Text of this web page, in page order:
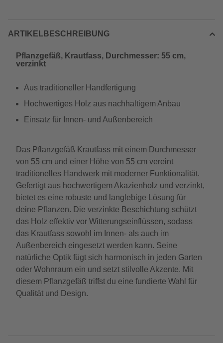
ARTIKELBESCHREIBUNG
Pflanzgefäß, Krautfass, Durchmesser: 55 cm,
verzinkt
Aus traditioneller Handfertigung
Hochwertiges Holz aus nachhaltigem Anbau
Einsatz für Innen- und Außenbereich
Das Pflanzgefäß Krautfass mit einem Durchmesser
von 55 cm und einer Höhe von 55 cm vereint
traditionelles Handwerk mit moderner Funktionalität.
Gefertigt aus hochwertigem Akazienholz und verzinkt,
bietet es eine robuste und langlebige Lösung für
deine Pflanzen. Die verzinkte Beschichtung schützt
das Holz effektiv vor Witterungseinflüssen, sodass
das Krautfass sowohl im Innen- als auch im
Außenbereich eingesetzt werden kann. Seine
natürliche Optik fügt sich harmonisch in jeden Garten
oder Wohnraum ein und setzt stilvolle Akzente. Mit
diesem Pflanzgefäß triffst du eine fundierte Wahl für
Qualität und Design.